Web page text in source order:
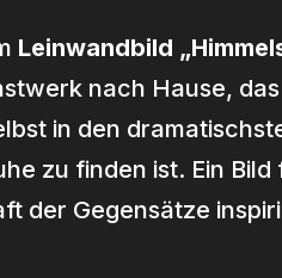
Leinwandbild
nach Hause,
in den
zu finden ist. Ein
der Gegensätze